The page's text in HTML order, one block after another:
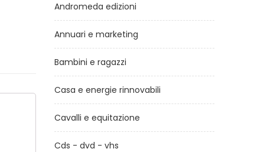
Andromeda edizioni
Annuari e marketing
Bambini e ragazzi
Casa e energie rinnovabili
Cavalli e equitazione
Cds - dvd - vhs